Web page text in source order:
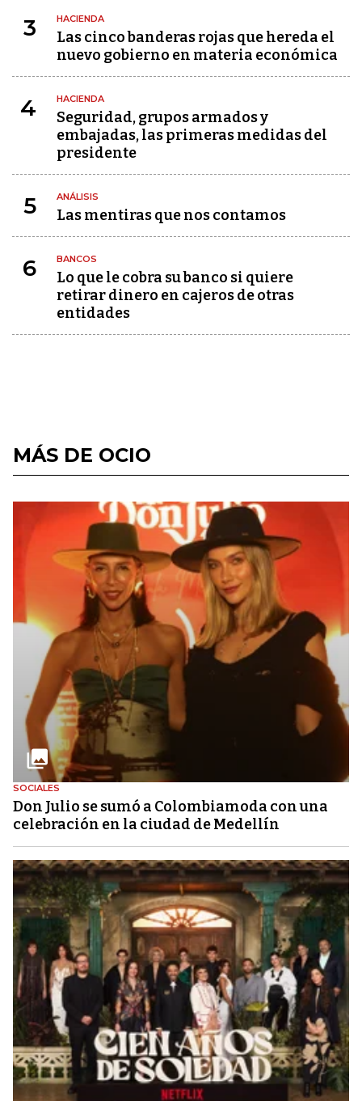
3 HACIENDA
Las cinco banderas rojas que hereda el
nuevo gobierno en materia económica
4 HACIENDA
Seguridad, grupos armados y
embajadas, las primeras medidas del
presidente
5 ANÁLISIS
Las mentiras que nos contamos
6 BANCOS
Lo que le cobra su banco si quiere
retirar dinero en cajeros de otras
entidades
MÁS DE OCIO
SOCIALES
Don Julio se sumó a Colombiamoda con una
celebración en la ciudad de Medellín